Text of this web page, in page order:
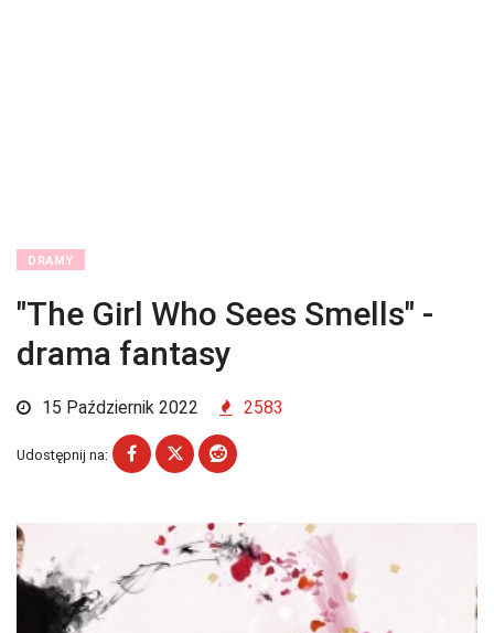
DRAMY
"The Girl Who Sees Smells" -
drama fantasy
15 Październik 2022 2583
Udostępnij na: